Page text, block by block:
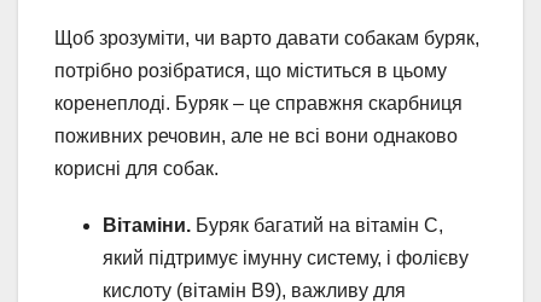
Щоб зрозуміти, чи варто давати собакам буряк,
потрібно розібратися, що міститься в цьому
коренеплоді. Буряк – це справжня скарбниця
поживних речовин, але не всі вони однаково
корисні для собак.
Вітаміни. Буряк багатий на вітамін С,
який підтримує імунну систему, і фолієву
кислоту (вітамін B9), важливу для